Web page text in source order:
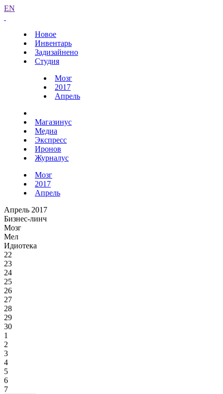
EN
Новое
Инвентарь
Задизайнено
Студия
Мозг
2017
Апрель
Магазинус
Медиа
Экспресс
Иронов
Журналус
Мозг
2017
Апрель
Апрель 2017
Бизнес-линч
Мозг
Мел
Идиотека
22
23
24
25
26
27
28
29
30
1
2
3
4
5
6
7